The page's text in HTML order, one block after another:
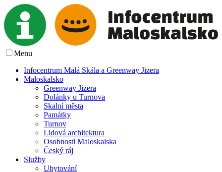
Menu
Infocentrum Malá Skála a Greenway Jizera
Maloskalsko
Greenway Jizera
Dolánky u Turnova
Skalní města
Památky
Turnov
Lidová architektura
Osobnosti Maloskalska
Český ráj
Služby
Ubytování